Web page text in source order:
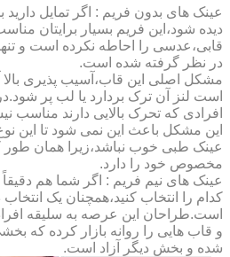
عینک های بدون فریم : اگر تمایل
دیده شود،این فریم بسیار برایتان
قابی،عدسی را احاطه نکرده است و
در نظر گرفته شده است.
مشکل اصلی این قاب،آسیب پذیری
است لنز آن ترک بردارد یا لب پر
افرادی که تحرک بالایی دارند
این مشکل باعث این نمی شود تا این
عینک طبی خوب نباشد،زیرا همان طور
مخصوص خود را دارد.
عینک های نیم فریم : اگر شما هم دقیقاً
کدام را انتخاب کنید،همچنان یک
است.طراحان این عرصه به سلیقه افراد
و قاب هایی را روانه بازار کرده که
شده و بخش دیگر آزاد است.